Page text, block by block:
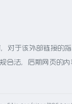
对于该外部链接的
合法，后期网页的